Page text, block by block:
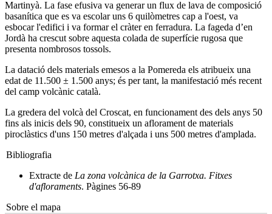
Martinyà. La fase efusiva va generar un flux de lava de composició
basanítica que es va escolar uns 6 quilòmetres cap a l'oest, va
esbocar l'edifici i va formar el cràter en ferradura. La fageda d’en
Jordà ha crescut sobre aquesta colada de superfície rugosa que
presenta nombrosos tossols.
La datació dels materials emesos a la Pomereda els atribueix una
edat de 11.500 ± 1.500 anys; és per tant, la manifestació més recent
del camp volcànic català.
La gredera del volcà del Croscat, en funcionament des dels anys 50
fins als inicis dels 90, constitueix un aflorament de materials
piroclàstics d'uns 150 metres d'alçada i uns 500 metres d'amplada.
Bibliografia
Extracte de La zona volcànica de la Garrotxa. Fitxes
d'afloraments. Pàgines 56-89
Sobre el mapa